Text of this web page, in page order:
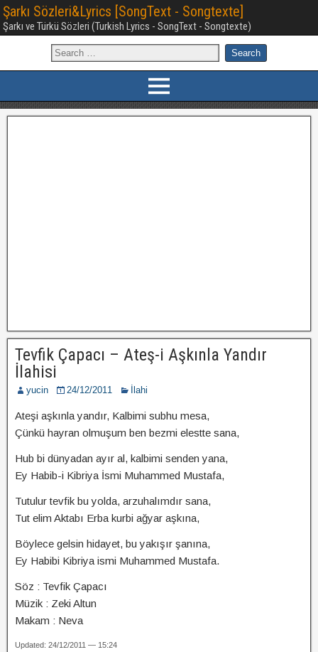
Şarkı Sözleri&Lyrics [SongText - Songtexte]
Şarkı ve Türkü Sözleri (Turkish Lyrics - SongText - Songtexte)
Tevfik Çapacı – Ateş-i Aşkınla Yandır
İlahisi
yucin 24/12/2011 İlahi
Ateşi aşkınla yandır, Kalbimi subhu mesa,
Çünkü hayran olmuşum ben bezmi elestte sana,
Hub bi dünyadan ayır al, kalbimi senden yana,
Ey Habib-i Kibriya İsmi Muhammed Mustafa,
Tutulur tevfik bu yolda, arzuhalımdır sana,
Tut elim Aktabı Erba kurbi ağyar aşkına,
Böylece gelsin hidayet, bu yakışır şanına,
Ey Habibi Kibriya ismi Muhammed Mustafa.
Söz : Tevfik Çapacı
Müzik : Zeki Altun
Makam : Neva
Updated: 24/12/2011 — 15:24